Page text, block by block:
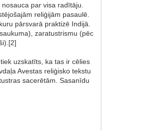
par visa radītāju.
reliģijām pasaulē.
pārsvarā praktizē Indijā.
zaratustrismu (pēc
uzskatīts, ka tas ir cēlies
Avestas reliģisko tekstu
sacerētām. Sasanīdu